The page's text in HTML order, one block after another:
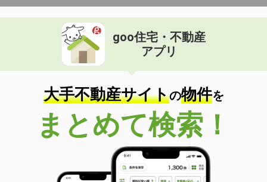
長野県小諸市大字森山
価 格
住 所
長野県小諸市大字森山
専有面積 38.83m²
間取り
2K
長野県松本市大手１丁目
価 格
10.80万円
長野県松本市大手１丁目
40.31m²
間取り
1LDK
goo住宅・不動産
アプリ
大手不動産サイトの物件を
まとめて検索！